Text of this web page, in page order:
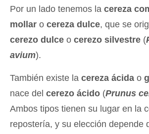
Por un lado tenemos la cereza
mollar o cereza dulce, que se
cerezo dulce o cerezo silvestre (
avium).
También existe la cereza ácida o
nace del cerezo ácido (Prunus
Ambos tipos tienen su lugar en la
repostería, y su elección depende